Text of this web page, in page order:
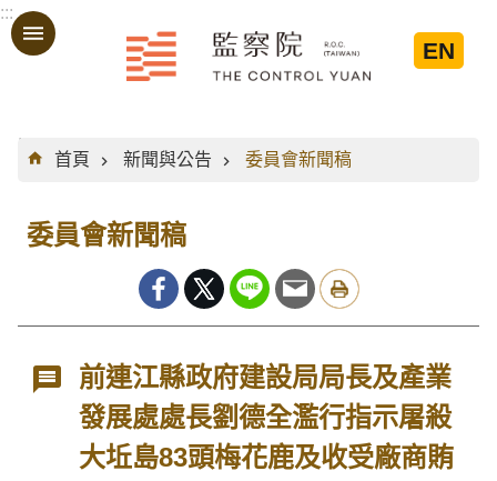
跳到主要內容區塊
:::
EN
:::
首頁
新聞與公告 委員會新聞稿
委員會新聞稿
前連江縣政府建設局局長及產業
發展處處長劉德全濫行指示屠殺
大坵島83頭梅花鹿及收受廠商賄